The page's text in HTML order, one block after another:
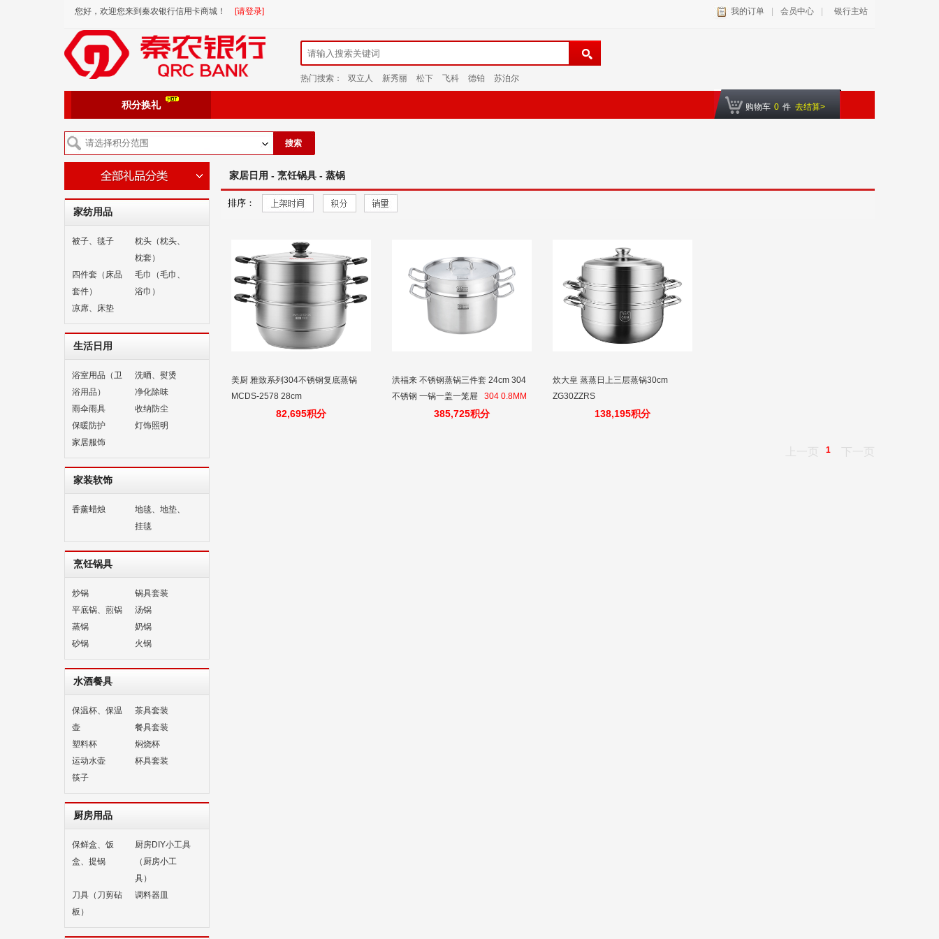
您好，欢迎您来到秦农银行信用卡商城！ [请登录] 我的订单 会员中心 银行主站
热门搜索： 双立人 新秀丽 松下 飞科 德铂 苏泊尔
积分换礼 购物车 0 件 去结算>
搜索
家纺用品
被子、毯子
枕头（枕头、
枕套）
四件套（床品
套件）
毛巾（毛巾、
浴巾）
凉席、床垫
生活日用
浴室用品（卫
浴用品）
洗晒、熨烫
净化除味
雨伞雨具
收纳防尘
保暖防护
灯饰照明
家居服饰
家装软饰
香薰蜡烛
地毯、地垫、
挂毯
烹饪锅具
炒锅
锅具套装
平底锅、煎锅
汤锅
蒸锅
奶锅
砂锅
火锅
水酒餐具
保温杯、保温
壶
茶具套装
餐具套装
塑料杯
焖烧杯
运动水壶
杯具套装
筷子
厨房用品
保鲜盒、饭
盒、提锅
厨房DIY小工具
（厨房小工
具）
刀具（刀剪砧
板）
调料器皿
家居日用 - 烹饪锅具 - 蒸锅
排序：
美厨 雅致系列304不锈钢复底蒸锅
MCDS-2578 28cm
82,695积分
洪福来 不锈钢蒸锅三件套 24cm 304
不锈钢 一锅一盖一笼屉
304 0.8MM
锅身，5MM底，1MM钢盖，电磁炉燃
385,725积分
炊大皇 蒸蒸日上三层蒸锅30cm
ZG30ZZRS
138,195积分
上一页 1 下一页